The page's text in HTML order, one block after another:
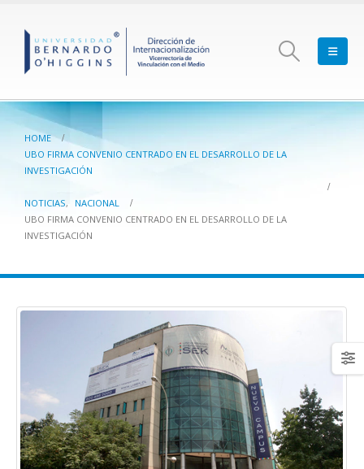
HOME
UBO FIRMA CONVENIO CENTRADO EN EL DESARROLLO DE LA
INVESTIGACIÓN
NOTICIAS,
NACIONAL
UBO FIRMA CONVENIO CENTRADO EN EL DESARROLLO DE LA
INVESTIGACIÓN